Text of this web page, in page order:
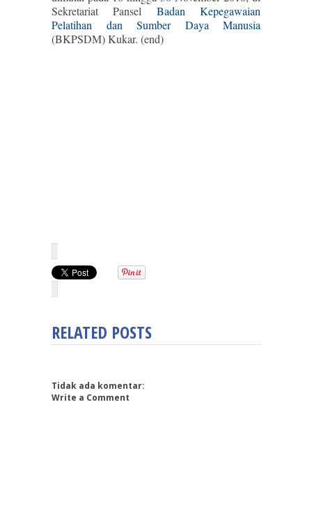
Sekretariat Pansel Badan Kepegawaian
Pelatihan dan Sumber Daya Manusia
(BKPSDM) Kukar. (end)
RELATED POSTS
Tidak ada komentar:
Write a Comment